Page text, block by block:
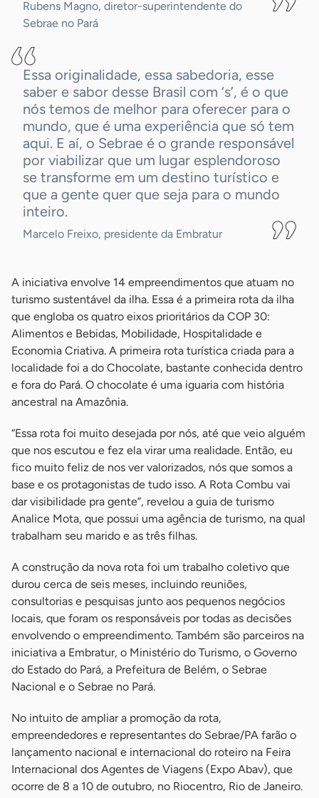
Rubens Magno, diretor-superintendente do
Sebrae no Pará
Essa originalidade, essa sabedoria, esse
saber e sabor desse Brasil com ‘s’, é o que
nós temos de melhor para oferecer para o
mundo, que é uma experiência que só tem
aqui. E aí, o Sebrae é o grande responsável
por viabilizar que um lugar esplendoroso
se transforme em um destino turístico e
que a gente quer que seja para o mundo
inteiro.
Marcelo Freixo, presidente da Embratur
A iniciativa envolve 14 empreendimentos que atuam no
turismo sustentável da ilha. Essa é a primeira rota da ilha
que engloba os quatro eixos prioritários da COP 30:
Alimentos e Bebidas, Mobilidade, Hospitalidade e
Economia Criativa. A primeira rota turística criada para a
localidade foi a do Chocolate, bastante conhecida dentro
e fora do Pará. O chocolate é uma iguaria com história
ancestral na Amazônia.
“Essa rota foi muito desejada por nós, até que veio alguém
que nos escutou e fez ela virar uma realidade. Então, eu
fico muito feliz de nos ver valorizados, nós que somos a
base e os protagonistas de tudo isso. A Rota Combu vai
dar visibilidade pra gente”, revelou a guia de turismo
Analice Mota, que possui uma agência de turismo, na qual
trabalham seu marido e as três filhas.
A construção da nova rota foi um trabalho coletivo que
durou cerca de seis meses, incluindo reuniões,
consultorias e pesquisas junto aos pequenos negócios
locais, que foram os responsáveis por todas as decisões
envolvendo o empreendimento. Também são parceiros na
iniciativa a Embratur, o Ministério do Turismo, o Governo
do Estado do Pará, a Prefeitura de Belém, o Sebrae
Nacional e o Sebrae no Pará.
No intuito de ampliar a promoção da rota,
empreendedores e representantes do Sebrae/PA farão o
lançamento nacional e internacional do roteiro na Feira
Internacional dos Agentes de Viagens (Expo Abav), que
ocorre de 8 a 10 de outubro, no Riocentro, Rio de Janeiro.